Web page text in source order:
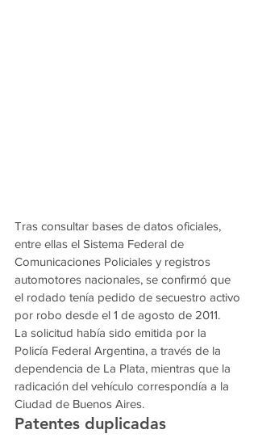
Tras consultar bases de datos oficiales,
entre ellas el Sistema Federal de
Comunicaciones Policiales y registros
automotores nacionales, se confirmó que
el rodado tenía pedido de secuestro activo
por robo desde el 1 de agosto de 2011.
La solicitud había sido emitida por la
Policía Federal Argentina, a través de la
dependencia de La Plata, mientras que la
radicación del vehículo correspondía a la
Ciudad de Buenos Aires.
Patentes duplicadas